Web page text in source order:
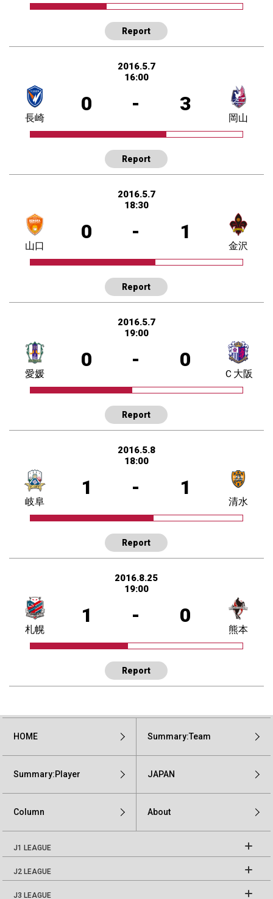
Report
2016.5.7
16:00
0 - 3
長崎 岡山
Report
2016.5.7
18:30
0 - 1
山口 金沢
Report
2016.5.7
19:00
0 - 0
愛媛 Ｃ大阪
Report
2016.5.8
18:00
1 - 1
岐阜 清水
Report
2016.8.25
19:00
1 - 0
札幌 熊本
Report
HOME Summary:Team
Summary:Player JAPAN
Column About
J1 LEAGUE
J2 LEAGUE
J3 LEAGUE